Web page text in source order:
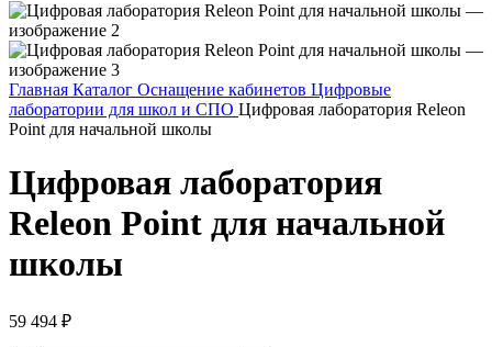
Главная Каталог Оснащение кабинетов Цифровые
лаборатории для школ и СПО Цифровая лаборатория Releon
Point для начальной школы
Цифровая лаборатория
Releon Point для начальной
школы
59 494 ₽